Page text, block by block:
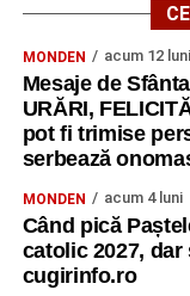
crea o conexiune”.
Finalul unei
Ultima zi a fost
oportunităților
„Am discutat
putem
metodele
MONDEN acum 12 luni
Mesaje de
URĂRI,
pot fi trimise
serbează
MONDEN acum 4 luni
Când pică
catolic 2027, dar
cugirinfo.ro